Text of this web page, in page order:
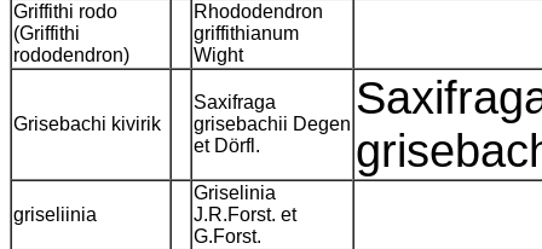
Griffithi rodo
(Griffithi
rododendron)
Rhododendron
griffithianum
Wight
Grisebachi kivirik
Saxifraga
grisebachii Degen
et Dörfl.
griseliinia
Griselinia
J.R.Forst. et
G.Forst.